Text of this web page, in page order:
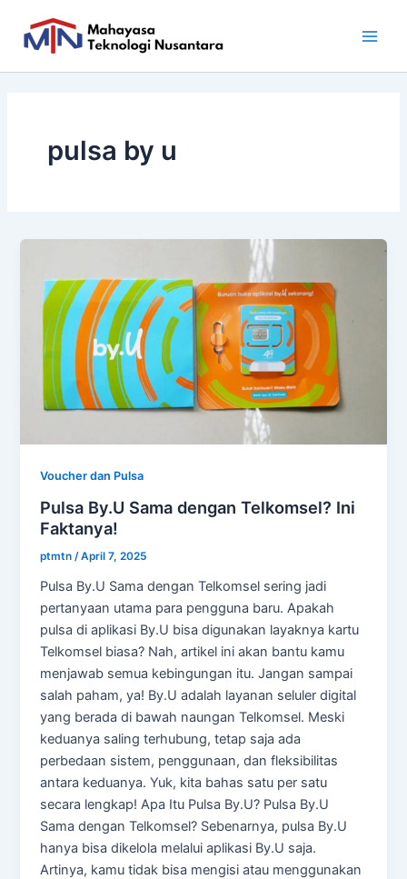
content
pulsa by u
Voucher dan Pulsa
Pulsa By.U Sama dengan Telkomsel? Ini
Faktanya!
ptmtn/April 7, 2025
Pulsa By.U Sama dengan Telkomsel sering jadi
pertanyaan utama para pengguna baru. Apakah
pulsa di aplikasi By.U bisa digunakan layaknya kartu
Telkomsel biasa? Nah, artikel ini akan bantu kamu
menjawab semua kebingungan itu. Jangan sampai
salah paham, ya! By.U adalah layanan seluler digital
yang berada di bawah naungan Telkomsel. Meski
keduanya saling terhubung, tetap saja ada
perbedaan sistem, penggunaan, dan fleksibilitas
antara keduanya. Yuk, kita bahas satu per satu
secara lengkap! Apa Itu Pulsa By.U? Pulsa By.U
Sama dengan Telkomsel? Sebenarnya, pulsa By.U
hanya bisa dikelola melalui aplikasi By.U saja.
Artinya, kamu tidak bisa mengisi atau menggunakan